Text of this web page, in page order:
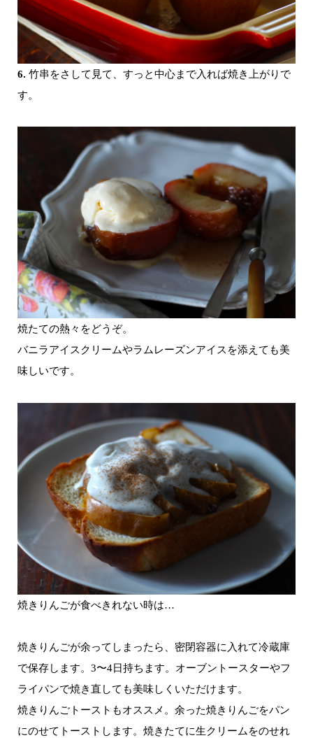
6. 竹串をさして見て、すっと中心まで入れば焼き上がりで
す。
焼たての熱々をどうぞ。
バニラアイスクリームやラムレーズンアイスを添えても美
味しいです。
焼きりんごが食べきれない時は…
焼きりんごが余ってしまったら、密閉容器に入れて冷蔵庫
で保存します。3〜4日持ちます。オーブントースターやフ
ライパンで焼き直しても美味しくいただけます。
焼きりんごトーストもオススメ。余った焼きりんごをパン
にのせてトーストします。焼きたてに生クリームをのせれ